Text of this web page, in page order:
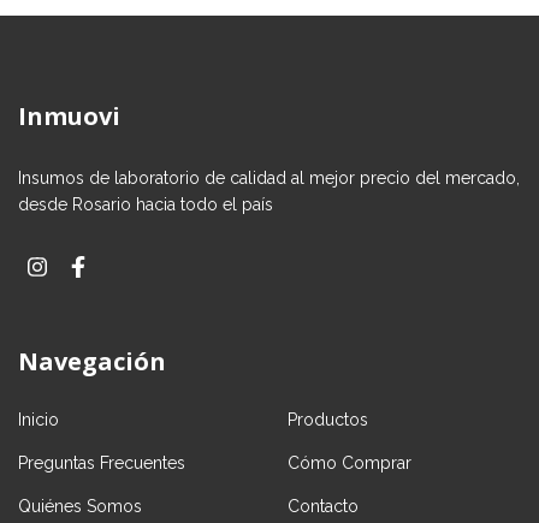
Inmuovi
Insumos de laboratorio de calidad al mejor precio del mercado,
desde Rosario hacia todo el país
Navegación
Inicio Productos
Preguntas Frecuentes Cómo Comprar
Quiénes Somos Contacto